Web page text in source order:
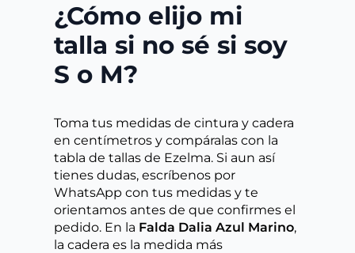
¿Cómo elijo mi
talla si no sé si soy
S o M?
Toma tus medidas de cintura y cadera
en centímetros y compáralas con la
tabla de tallas de Ezelma. Si aun así
tienes dudas, escríbenos por
WhatsApp con tus medidas y te
orientamos antes de que confirmes el
pedido. En la Falda Dalia Azul Marino,
la cadera es la medida más